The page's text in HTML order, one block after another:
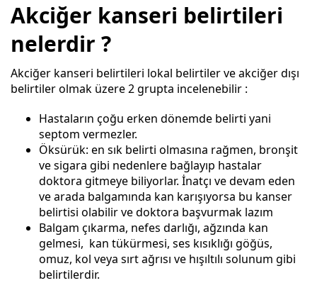
Akciğer kanseri belirtileri
nelerdir ?
Akciğer kanseri belirtileri lokal belirtiler ve akciğer dışı
belirtiler olmak üzere 2 grupta incelenebilir :
Hastaların çoğu erken dönemde belirti yani
septom vermezler.
Öksürük: en sık belirti olmasına rağmen, bronşit
ve sigara gibi nedenlere bağlayıp hastalar
doktora gitmeye biliyorlar. İnatçı ve devam eden
ve arada balgamında kan karışıyorsa bu kanser
belirtisi olabilir ve doktora başvurmak lazım
Balgam çıkarma, nefes darlığı, ağzında kan
gelmesi, kan tükürmesi, ses kısıklığı göğüs,
omuz, kol veya sırt ağrısı ve hışıltılı solunum gibi
belirtilerdir.